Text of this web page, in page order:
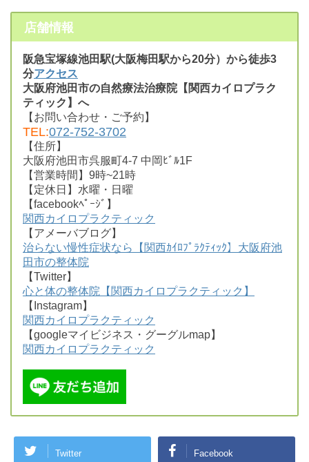
店舗情報
阪急宝塚線池田駅(大阪梅田駅から20分）から徒歩3
分アクセス
大阪府池田市の自然療法治療院【関西カイロプラク
ティック】へ
【お問い合わせ・ご予約】
TEL:072-752-3702
【住所】
大阪府池田市呉服町4-7 中岡ﾋﾞﾙ1F
【営業時間】9時~21時
【定休日】水曜・日曜
【facebookﾍﾟｰｼﾞ】
関西カイロプラクティック
【アメーバブログ】
治らない慢性症状なら【関西ｶｲﾛﾌﾟﾗｸﾃｨｯｸ】大阪府池
田市の整体院
【Twitter】
心と体の整体院【関西カイロプラクティック】
【Instagram】
関西カイロプラクティック
【googleマイビジネス・グーグルmap】
関西カイロプラクティック
Twitter Facebook